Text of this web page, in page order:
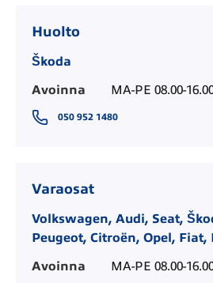
Huolto
Škoda
Avoinna
MA-PE 08.00-
050 952 1480
Varaosat
Volkswagen, Audi, Seat,
Peugeot, Citroën, Opel, Fiat,
Avoinna
MA-PE 08.00-